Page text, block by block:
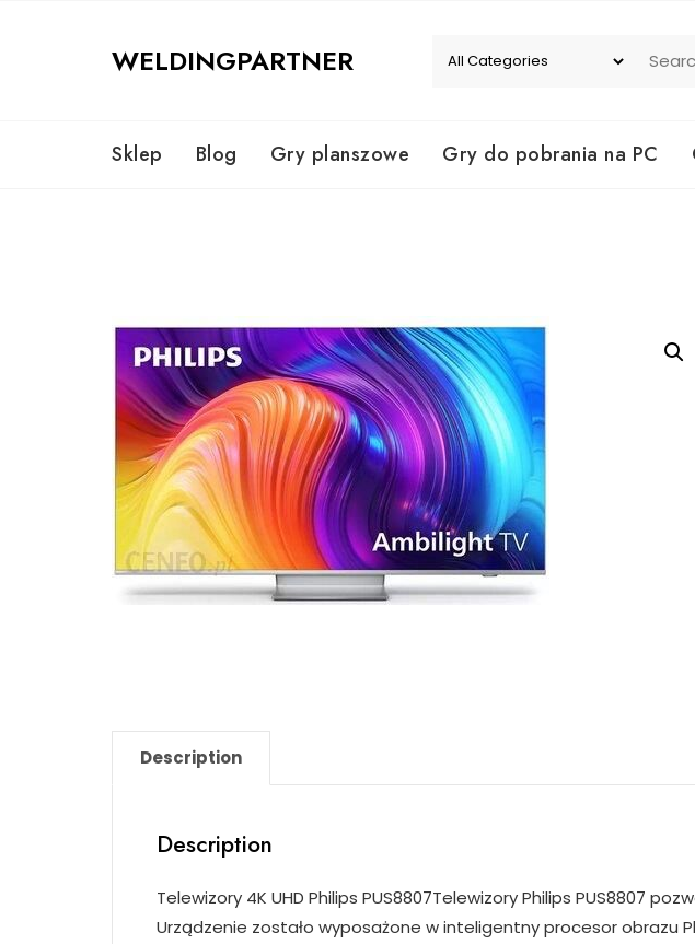
WELDINGPARTNER
Sklep Blog Gry planszowe Gry do pobrania na PC
Description
Description
Telewizory 4K UHD Philips PUS8807Telewizory Philips PUS8807
Urządzenie zostało wyposażone w inteligentny procesor obrazu